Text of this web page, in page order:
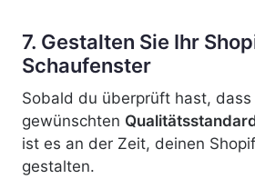
7. Gestalten Sie Ihr
Schaufenster
Sobald du überprüft hast,
gewünschten
ist es an der Zeit, deinen
gestalten.